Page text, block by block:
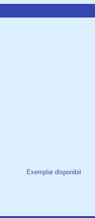
Exemplar disponibil